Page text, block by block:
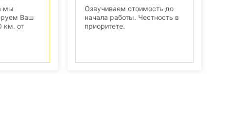
мы
Ваш
км. от
Озвучиваем стоимость до
начала работы. Честность в
приоритете.